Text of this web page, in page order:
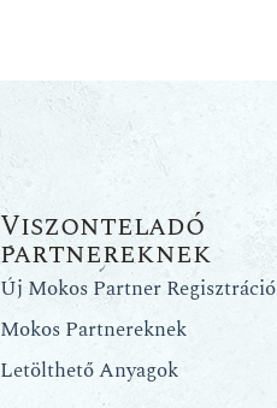
Viszonteladó
partnereknek
Új Mokos Partner Regisztráció
Mokos Partnereknek
Letölthető Anyagok